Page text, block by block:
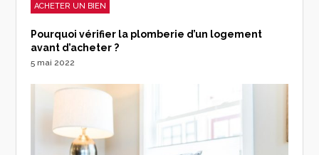
ACHETER UN BIEN
Pourquoi vérifier la plomberie d’un logement
avant d’acheter ?
5 mai 2022